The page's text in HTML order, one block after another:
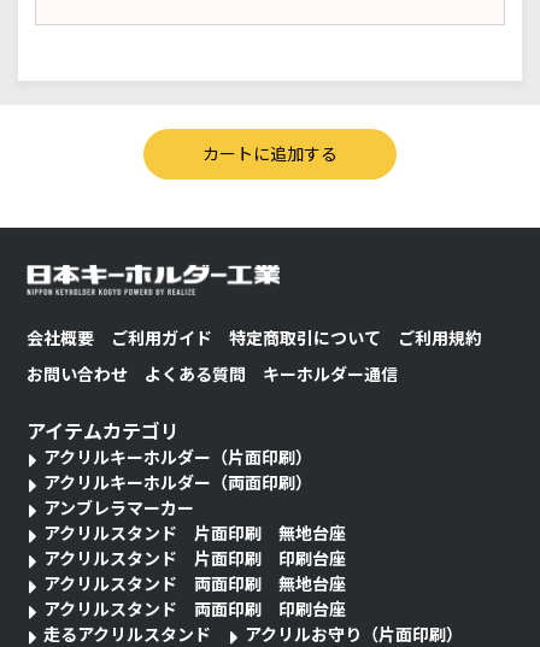
会社概要 ご利用ガイド 特定商取引について
ご利用規約
お問い合わせ
よくある質問 キーホルダー通信
アイテムカテゴリ
アクリルキーホルダー（片面印刷）
アクリルキーホルダー（両面印刷）
アンブレラマーカー
アクリルスタンド 片面印刷 無地台座
アクリルスタンド 片面印刷 印刷台座
アクリルスタンド 両面印刷 無地台座
アクリルスタンド 両面印刷 印刷台座
走るアクリルスタンド
アクリルお守り（片面印刷）